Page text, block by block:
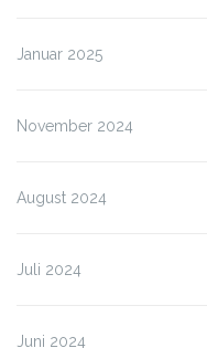
Januar 2025
November 2024
August 2024
Juli 2024
Juni 2024